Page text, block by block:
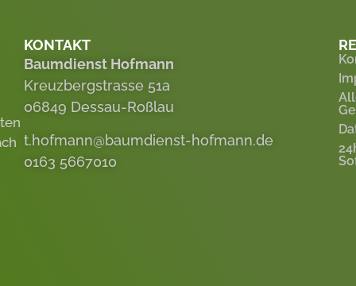
KONTAKT
Baumdienst Hofmann
Kreuzbergstrasse 51a
06849 Dessau-Roßlau
t.hofmann@baumdienst-hofmann.de
0163 5667010